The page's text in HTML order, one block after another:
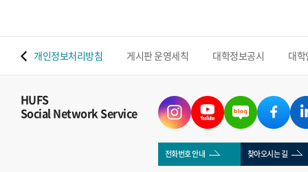
개인정보처리방침 게시판 운영세칙 대학정보공시 대
HUFS
Social Network Service
전화번호 안내 찾아오시는 길